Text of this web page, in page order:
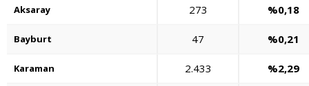
Aksaray 273 %0,18
Bayburt 47 %0,21
Karaman 2.433 %2,29